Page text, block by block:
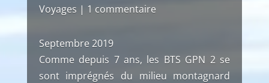
Voyages | 1 commentaire
Septembre 2019
Comme depuis 7 ans, les BTS GPN 2 se
sont imprégnés du milieu montagnard